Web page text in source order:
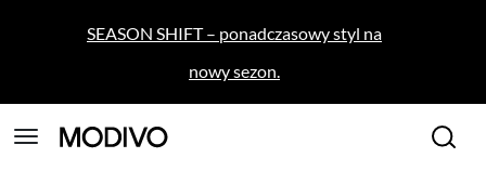
SEASON SHIFT – ponadczasowy styl na
nowy sezon.